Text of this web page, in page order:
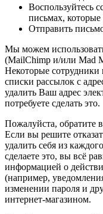
Воспользуйтесь
письмах,
Отправить
Мы можем
(MailChimp и/или Mad
Некоторые сотрудники
списки рассылок с
удалить Ваш адрес
потребуете сделать это.
Пожалуйста, обратите
Если вы решите
удалить себя из
сделаете это, вы всё
информацией о
(например,
изменении пароля и
интернет-магазином.